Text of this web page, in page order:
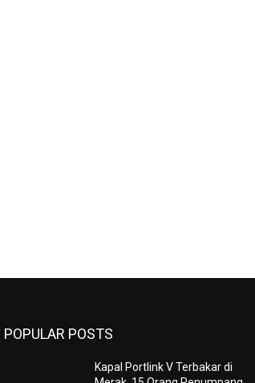
POPULAR POSTS
Kapal Portlink V Terbakar di